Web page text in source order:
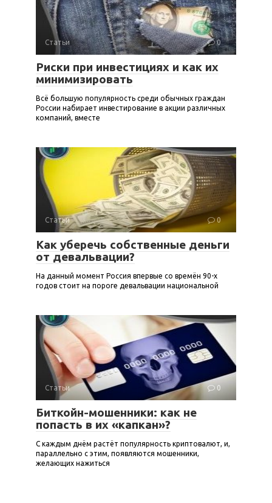
Статьи 0
Риски при инвестициях и как их
минимизировать
Всё большую популярность среди обычных граждан
России набирает инвестирование в акции различных
компаний, вместе
Статьи 0
Как уберечь собственные деньги
от девальвации?
На данный момент Россия впервые со времён 90-х
годов стоит на пороге девальвации национальной
Статьи 0
Биткойн-мошенники: как не
попасть в их «капкан»?
С каждым днём растёт популярность криптовалют, и,
параллельно с этим, появляются мошенники,
желающих нажиться